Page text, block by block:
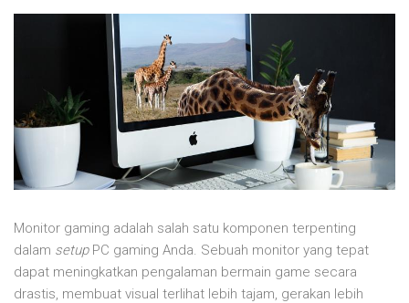
Monitor gaming adalah salah satu komponen terpenting
dalam setupPC gaming Anda. Sebuah monitor yang tepat
dapat meningkatkan pengalaman bermain game secara
drastis, membuat visual terlihat lebih tajam, gerakan lebih